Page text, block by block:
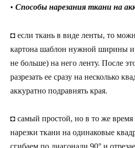
• Способы нарезания ткани на
◘ если ткань в виде ленты, то
картона шаблон нужной ширины и
не больше) на него ленту. После
разрезать ее сразу на несколько
аккуратно подравнять края.
◘ самый простой, но в то же время
нарезки ткани на одинаковые
сгибаем по диагонали 90° и